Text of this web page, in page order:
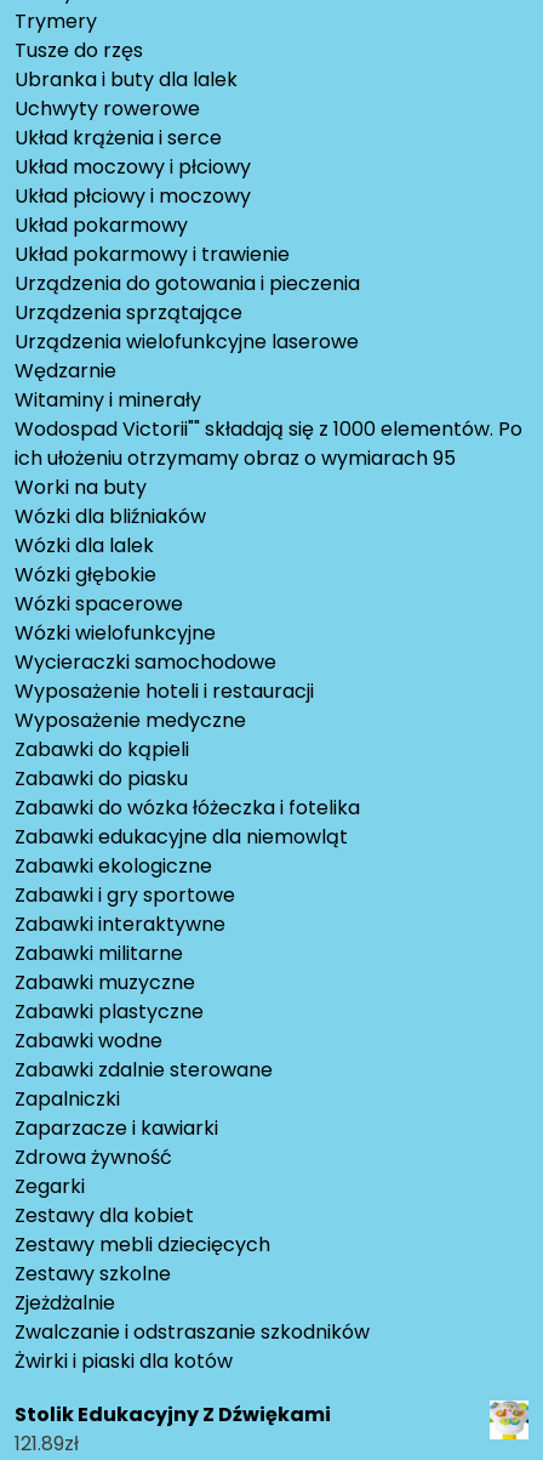
Trymery
Tusze do rzęs
Ubranka i buty dla lalek
Uchwyty rowerowe
Układ krążenia i serce
Układ moczowy i płciowy
Układ płciowy i moczowy
Układ pokarmowy
Układ pokarmowy i trawienie
Urządzenia do gotowania i pieczenia
Urządzenia sprzątające
Urządzenia wielofunkcyjne laserowe
Wędzarnie
Witaminy i minerały
Wodospad Victorii"" składają się z 1000 elementów. Po
ich ułożeniu otrzymamy obraz o wymiarach 95
Worki na buty
Wózki dla bliźniaków
Wózki dla lalek
Wózki głębokie
Wózki spacerowe
Wózki wielofunkcyjne
Wycieraczki samochodowe
Wyposażenie hoteli i restauracji
Wyposażenie medyczne
Zabawki do kąpieli
Zabawki do piasku
Zabawki do wózka łóżeczka i fotelika
Zabawki edukacyjne dla niemowląt
Zabawki ekologiczne
Zabawki i gry sportowe
Zabawki interaktywne
Zabawki militarne
Zabawki muzyczne
Zabawki plastyczne
Zabawki wodne
Zabawki zdalnie sterowane
Zapalniczki
Zaparzacze i kawiarki
Zdrowa żywność
Zegarki
Zestawy dla kobiet
Zestawy mebli dziecięcych
Zestawy szkolne
Zjeżdżalnie
Zwalczanie i odstraszanie szkodników
Żwirki i piaski dla kotów
Stolik Edukacyjny Z Dźwiękami
121.89zł